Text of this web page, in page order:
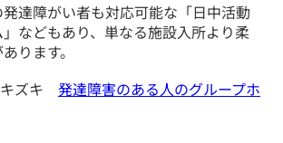
達障がい者も対応可能な「日中活動
などもあり、単なる施設入所より柔
ります。
ズキ 発達障害のある人のグループホ